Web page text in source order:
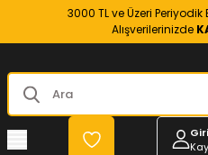
3000 TL ve Üzeri
Alışverilerinizde